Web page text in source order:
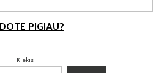
PIGIAU?
Kiekis: